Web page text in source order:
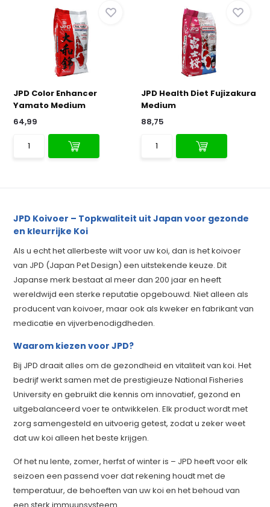
JPD Color Enhancer
Yamato Medium
64,99
JPD Health Diet Fujizakura
Medium
88,75
JPD Koivoer – Topkwaliteit uit Japan voor gezonde
en kleurrijke Koi
Als u echt het allerbeste wilt voor uw koi, dan is het koivoer
van JPD (Japan Pet Design) een uitstekende keuze. Dit
Japanse merk bestaat al meer dan 200 jaar en heeft
wereldwijd een sterke reputatie opgebouwd. Niet alleen als
producent van koivoer, maar ook als kweker en fabrikant van
medicatie en vijverbenodigdheden.
Waarom kiezen voor JPD?
Bij JPD draait alles om de gezondheid en vitaliteit van koi. Het
bedrijf werkt samen met de prestigieuze National Fisheries
University en gebruikt die kennis om innovatief, gezond en
uitgebalanceerd voer te ontwikkelen. Elk product wordt met
zorg samengesteld en uitvoerig getest, zodat u zeker weet
dat uw koi alleen het beste krijgen.
Of het nu lente, zomer, herfst of winter is – JPD heeft voor elk
seizoen een passend voer dat rekening houdt met de
temperatuur, de behoeften van uw koi en het behoud van